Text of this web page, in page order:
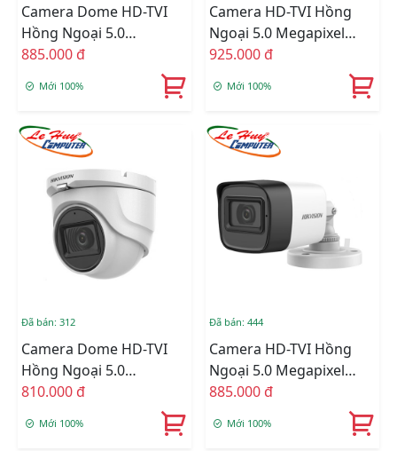
Camera Dome HD-TVI
Hồng Ngoại 5.0
Megapixel HIKVISION
885.000 đ
Mới 100%
Camera HD-TVI Hồng
Ngoại 5.0 Megapixel
HIKVISION DS-
925.000 đ
Mới 100%
Đã bán: 312
Camera Dome HD-TVI
Hồng Ngoại 5.0
Megapixel HIKVISION
810.000 đ
Mới 100%
Đã bán: 444
Camera HD-TVI Hồng
Ngoại 5.0 Megapixel
HIKVISION DS-
885.000 đ
Mới 100%